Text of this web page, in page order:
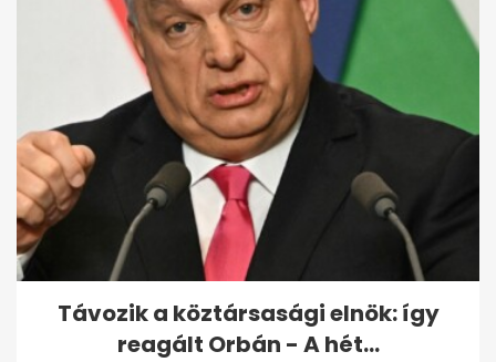
Távozik a köztársasági elnök: így
reagált Orbán - A hét...